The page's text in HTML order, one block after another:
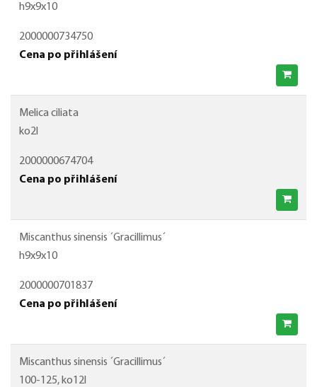
h9x9x10
2000000734750
Cena po přihlášení
Melica ciliata
ko2l
2000000674704
Cena po přihlášení
Miscanthus sinensis ´Gracillimus´
h9x9x10
2000000701837
Cena po přihlášení
Miscanthus sinensis ´Gracillimus´
100-125, ko12l